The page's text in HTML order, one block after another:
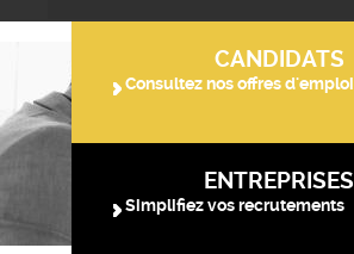
CANDIDATS
Consultez nos offres d'emploi
ENTREPRISES
Simplifiez vos recrutements